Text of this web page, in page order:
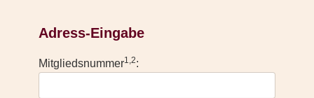
Adress-Eingabe
Mitgliedsnummer1,2: